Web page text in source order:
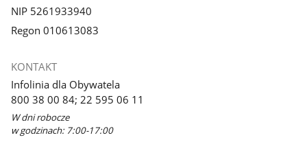
NIP 5261933940
Regon 010613083
KONTAKT
Infolinia dla Obywatela
800 38 00 84; 22 595 06 11
W dni robocze
w godzinach: 7:00-17:00